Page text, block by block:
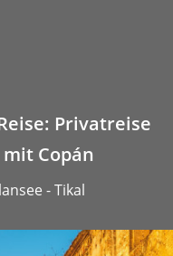
Privatreise
Copán
- Tikal